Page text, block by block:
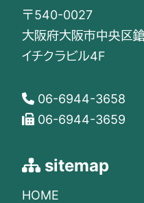
〒540-0027
大阪府大阪市中央区
イチクラビル4F
06-6944-3658
06-6944-3659
sitemap
HOME